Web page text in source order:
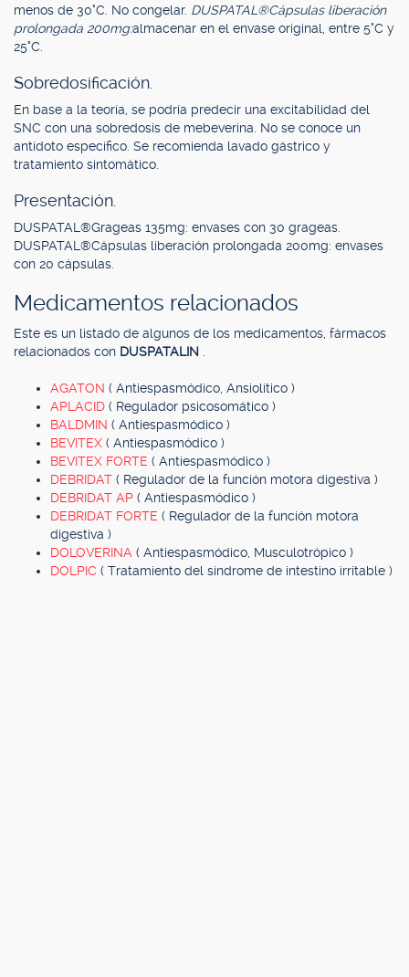
menos de 30°C. No congelar. DUSPATAL®Cápsulas liberación
prolongada 200mg:almacenar en el envase original, entre 5°C y
25°C.
Sobredosificación.
En base a la teoría, se podría predecir una excitabilidad del
SNC con una sobredosis de mebeverina. No se conoce un
antídoto específico. Se recomienda lavado gástrico y
tratamiento sintomático.
Presentación.
DUSPATAL®Grageas 135mg: envases con 30 grageas.
DUSPATAL®Cápsulas liberación prolongada 200mg: envases
con 20 cápsulas.
Medicamentos relacionados
Este es un listado de algunos de los medicamentos, fármacos
relacionados con DUSPATALIN
AGATON ( Antiespasmódico, Ansiolítico )
APLACID ( Regulador psicosomático )
BALDMIN ( Antiespasmódico )
BEVITEX ( Antiespasmódico )
BEVITEX FORTE ( Antiespasmódico )
DEBRIDAT ( Regulador de la función motora digestiva )
DEBRIDAT AP ( Antiespasmódico )
DEBRIDAT FORTE ( Regulador de la función motora
digestiva )
DOLOVERINA ( Antiespasmódico, Musculotrópico )
DOLPIC ( Tratamiento del síndrome de intestino irritable )